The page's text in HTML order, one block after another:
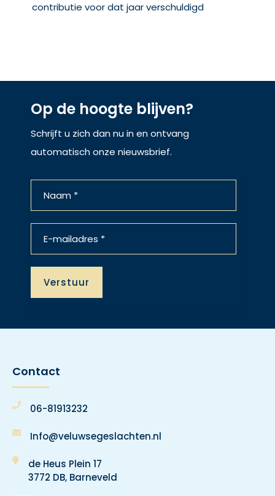
contributie voor dat jaar verschuldigd
Op de hoogte blijven?
Schrijft u zich dan nu in en ontvang
automatisch onze nieuwsbrief.
Contact
06-81913232
Info@veluwsegeslachten.nl
de Heus Plein 17
3772 DB, Barneveld